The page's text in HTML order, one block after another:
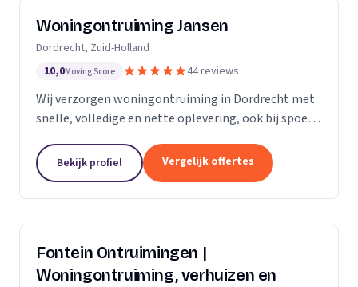
Woningontruiming Jansen
Dordrecht, Zuid-Holland
10,0Moving Score 44 reviews
Wij verzorgen woningontruiming in Dordrecht met
snelle, volledige en nette oplevering, ook bij spoed
Bekijk profiel Vergelijk offertes
Fontein Ontruimingen |
Woningontruiming, verhuizen en